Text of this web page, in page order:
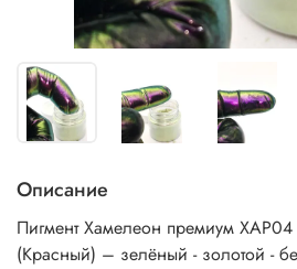
Описание
Пигмент Хамелеон премиум ХАР04
(Красный) – зелёный - золотой -